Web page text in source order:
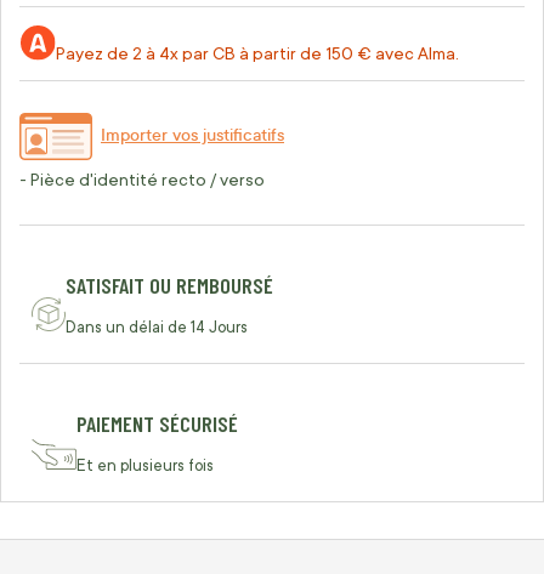
Payez de 2 à 4x par CB à partir de 150 € avec Alma.
Importer vos justificatifs
- Pièce d'identité recto / verso
SATISFAIT OU REMBOURSÉ
Dans un délai de 14 Jours
PAIEMENT SÉCURISÉ
Et en plusieurs fois